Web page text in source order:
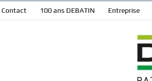
Contact 100 ans DEBATIN Entreprise